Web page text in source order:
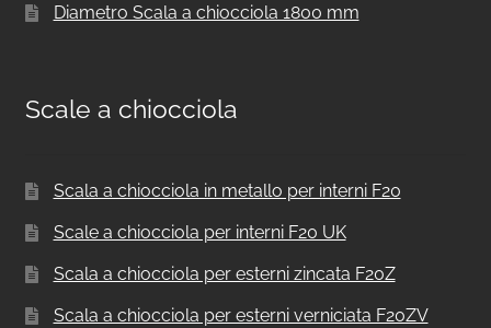
Diametro Scala a chiocciola 1800 mm
Scale a chiocciola
Scala a chiocciola in metallo per interni F20
Scale a chiocciola per interni F20 UK
Scala a chiocciola per esterni zincata F20Z
Scala a chiocciola per esterni verniciata F20ZV